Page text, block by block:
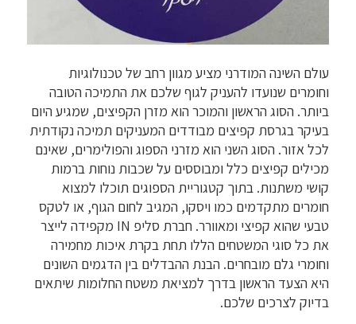
עולם השינה המודרני מציע מגוון רחב של טכנולוגיות
וחומרים שנועדו להעניק לגוף שלכם את התמיכה הטובה
ביותר. הסוג הראשון והמוכר הוא מזרן הקפיצים, שמגיע היום
בעיקר בגרסת קפיצים מבודדים המעניקים תמיכה נקודתית
לכל אזור. הסוג השני הוא מזרני הספוג והפולימרים, שאינם
מכילים קפיצים כלל ומבוססים על שכבות נוחות ברמות
קושי משתנות. בתוך קטגוריית הספוגים תוכלו למצוא
חומרים מתקדמים כמו ויסקו, המגיב לחום הגוף, או לטקס
טבעי שהוא קפיצי ומאוורר. חברת סליפ IN מקפידה לייצר
את כל סוגי המשטחים הללו תחת בקרת איכות מחמירה
וחומרי גלם מובחרים. הבנת ההבדלים בין הדגמים השונים
היא הצעד הראשון בדרך למציאת משטח החלומות שיתאים
בדיוק לצרכים שלכם.